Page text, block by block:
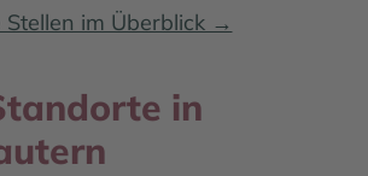
Slide group 1
Slide group 2
Stellen im Überblick →
in